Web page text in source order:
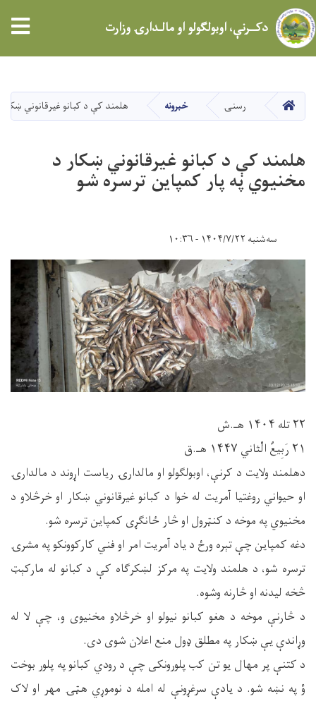
دانګل
دکــرنې، اوبولګولو او مالـدارۍ وزارت
کور رسنۍ خبرونه هلمند کې د کبانو غیرقانوني
هلمند کې د کبانو غیرقانوني ښکار د
مخنیوي په پار کمپاین ترسره شو
سه‌شنبه ۱۴۰۴/۷/۲۲ - ۱۰:۳۶
۲۲ تله ۱۴۰۴ هـ.ش
۲۱ رَبِیعُ الْثاني ۱۴۴۷ هـ.ق
دهلمند ولایت د کرنې، اوبولګولو او مالدارۍ ریاست اړوند د مالدارۍ
او حیواني روغتیا آمریت له‌ خوا د کبانو غیرقانوني ښکار او خرڅلاو د
مخنیوي په موخه د کنټرول او څار ځانګړی کمپاین ترسره شو.
دغه کمپاین چې تېره ورځ د یاد آمریت امر او فني کارکوونکو په مشرۍ
ترسره شو، د هلمند ولایت په مرکز لښکرګاه کې د کبانو له مارکېټ
څخه لیدنه او څارنه وشوه.
د څارنې موخه د هغو کبانو نیولو او خرڅلاو مخنیوی و، چې لا له
وړاندې یې ښکار په مطلق ډول منع اعلان شوی دی.
د کتنې پر مهال یو تن کب پلورونکی چې د رودي کبانو په پلور بوخت
ؤ په نښه شو. د یادې سرغړونې له امله د نوموړي هټۍ مهر او لاک